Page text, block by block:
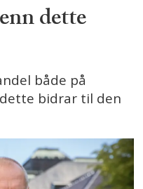
dette
både på
bidrar til den